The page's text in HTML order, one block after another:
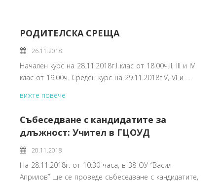
РОДИТЕЛСКА СРЕЩА
26.11.2018
Начален курс на 28.11.2018г.І клас от 18.00ч.ІІ, ІІІ и ІV
клас от 19.00ч. Среден курс на 29.11.2018г.V, VІ и ...
вижте повече
Събеседване с кандидатите за
длъжност: Учител в ГЦОУД
20.11.2018
На 28.11.2018г. от 10:30 часа, в 38 ОУ ”Васил
Априлов” ще се проведе събеседване с кандидатите,